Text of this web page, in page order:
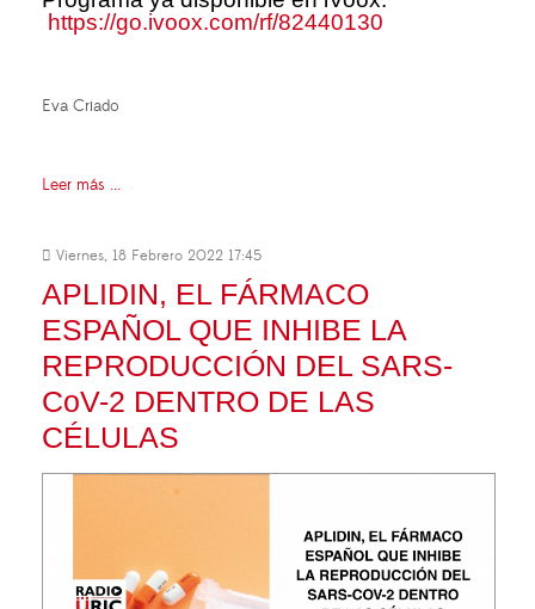
https://go.ivoox.com/rf/82440130
Eva Criado
Leer más ...
Viernes, 18 Febrero 2022 17:45
APLIDIN, EL FÁRMACO
ESPAÑOL QUE INHIBE LA
REPRODUCCIÓN DEL SARS-
CoV-2 DENTRO DE LAS
CÉLULAS